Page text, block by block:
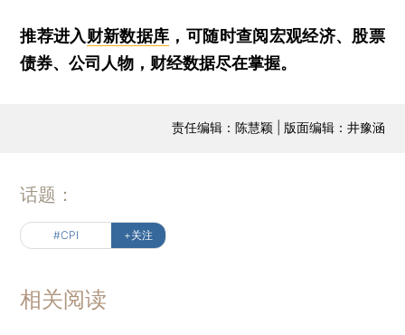
推荐进入财新数据库 ，可随时查阅宏观经济、股票
债券、公司人物，财经数据尽在掌握。
责任编辑：陈慧颖 | 版面编辑：井豫涵
话题：
#CPI +关注
相关阅读